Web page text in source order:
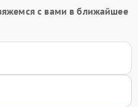
с вами в ближайшее